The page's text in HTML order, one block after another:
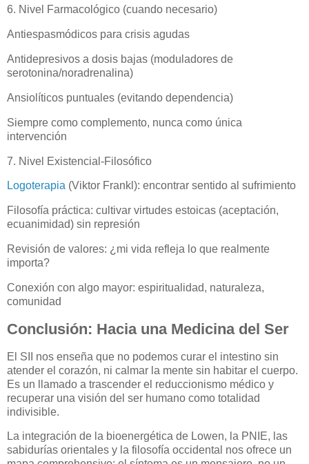
6. Nivel Farmacológico (cuando necesario)
Antiespasmódicos para crisis agudas
Antidepresivos a dosis bajas (moduladores de
serotonina/noradrenalina)
Ansiolíticos puntuales (evitando dependencia)
Siempre como complemento, nunca como única
intervención
7. Nivel Existencial-Filosófico
Logoterapia (Viktor Frankl): encontrar sentido al sufrimiento
Filosofía práctica: cultivar virtudes estoicas (aceptación,
ecuanimidad) sin represión
Revisión de valores: ¿mi vida refleja lo que realmente
importa?
Conexión con algo mayor: espiritualidad, naturaleza,
comunidad
Conclusión: Hacia una Medicina del Ser
El SII nos enseña que no podemos curar el intestino sin
atender el corazón, ni calmar la mente sin habitar el cuerpo.
Es un llamado a trascender el reduccionismo médico y
recuperar una visión del ser humano como totalidad
indivisible.
La integración de la bioenergética de Lowen, la PNIE, las
sabidurías orientales y la filosofía occidental nos ofrece un